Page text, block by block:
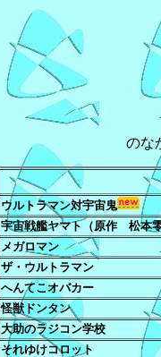
のなかみの
ウルトラマン対宇宙鬼
宇宙戦艦ヤマト（原作 松本
メガロマン
ザ・ウルトラマン
へんてこオバカー
怪獣ドンタン
大助のラジコン学校
それゆけコロット